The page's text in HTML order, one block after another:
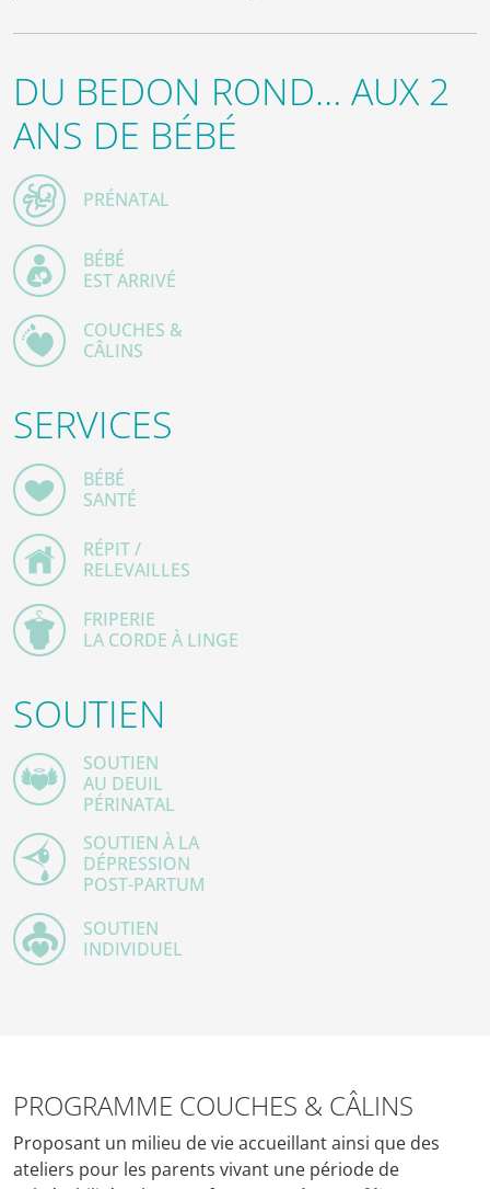
DU BEDON ROND… AUX 2
ANS DE BÉBÉ
PRÉNATAL
BÉBÉ
EST ARRIVÉ
COUCHES &
CÂLINS
SERVICES
BÉBÉ
SANTÉ
RÉPIT /
RELEVAILLES
FRIPERIE
LA CORDE À LINGE
SOUTIEN
SOUTIEN
AU DEUIL
PÉRINATAL
SOUTIEN À LA
DÉPRESSION
POST-PARTUM
SOUTIEN
INDIVIDUEL
PROGRAMME COUCHES & CÂLINS
Proposant un milieu de vie accueillant ainsi que des
ateliers pour les parents vivant une période de